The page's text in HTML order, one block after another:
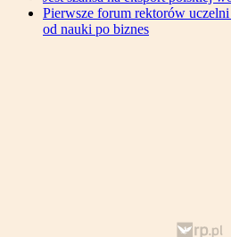
Pierwsze forum rektorów
od nauki po biznes